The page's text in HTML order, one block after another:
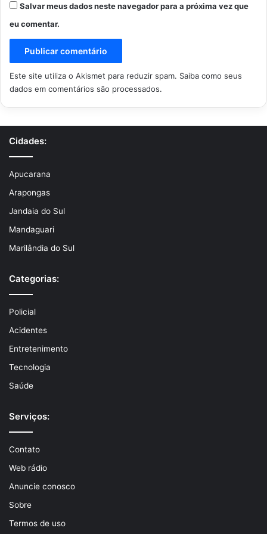
Salvar meus dados neste navegador para a próxima vez que
eu comentar.
Este site utiliza o Akismet para reduzir spam. Saiba como seus
dados em comentários são processados.
Cidades:
Apucarana
Arapongas
Jandaia do Sul
Mandaguari
Marilândia do Sul
Categorias:
Policial
Acidentes
Entretenimento
Tecnologia
Saúde
Serviços:
Contato
Web rádio
Anuncie conosco
Sobre
Termos de uso